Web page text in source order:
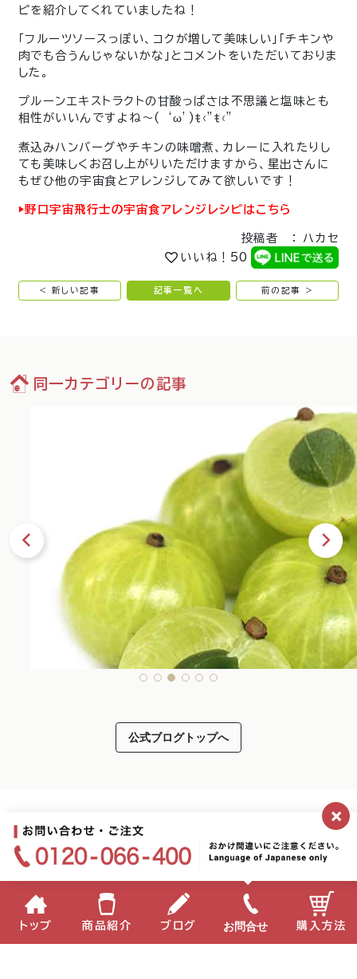
ピを紹介してくれていましたね！
「フルーツソースっぽい、コクが増して美味しい」「チキンや
肉でも合うんじゃないかな」とコメントをいただいておりま
した。
プルーンエキストラクトの甘酸っぱさは不思議と塩味とも
相性がいいんですよね〜( ‘ω’)ŧ‹”ŧ‹”
煮込みハンバーグやチキンの味噌煮、カレーに入れたりし
ても美味しくお召し上がりいただけますから、星出さんに
もぜひ他の宇宙食とアレンジしてみて欲しいです！
▶︎野口宇宙飛行士の宇宙食アレンジレシピはこちら
投稿者 ： ハカセ
いいね！ 50
< 新しい記事 記事一覧へ 前の記事 >
同一カテゴリーの記事
2026.05.08
アムラが紫外線による肌老化を抑制！
公式ブログトップへ
×
トップ 商品紹介 ブログ お問合せ 購入方法